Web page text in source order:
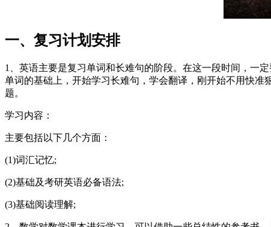
一、复习计划安排
1、英语主要是复习单词和长难句的阶段。在这一段时间，一
单词的基础上，开始学习长难句，学会翻译，刚开始不用快
题。
学习内容：
主要包括以下几个方面：
(1)词汇记忆;
(2)基础及考研英语必备语法;
(3)基础阅读理解;